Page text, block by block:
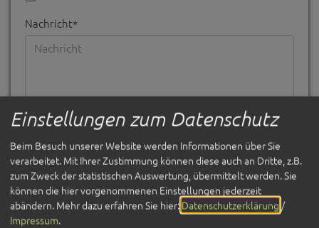
Nachricht*
Ich habe dieDatenschutzerklärung gelesenund bin
damit einverstanden.*
Absenden *) Pflichtfeld
Einstellungen zum Datenschutz
Beim Besuch unserer Website werden Informationen über Sie
verarbeitet. Mit Ihrer Zustimmung können diese auch an Dritte, z.B.
zum Zweck der statistischen Auswertung, übermittelt werden. Sie
können die hier vorgenommenen Einstellungen jederzeit
abändern. Mehr dazu erfahren Sie hier: Datenschutzerklärung /
Impressum.